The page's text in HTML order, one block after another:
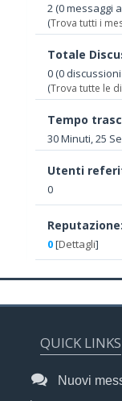
2 (0 messaggi
(Trova tutti i
Totale
0 (0
(Trova tutte le
Tempo
30 Minuti, 25
Utenti
0
Reputazione:
0[Dettagli]
QUICK LINKS
Nuovi